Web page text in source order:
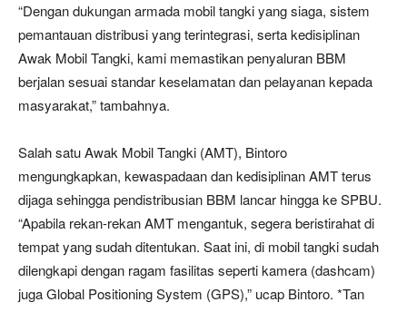
“Dengan dukungan armada mobil tangki yang siaga, sistem
pemantauan distribusi yang terintegrasi, serta kedisiplinan
Awak Mobil Tangki, kami memastikan penyaluran BBM
berjalan sesuai standar keselamatan dan pelayanan kepada
masyarakat,” tambahnya.
Salah satu Awak Mobil Tangki (AMT), Bintoro
mengungkapkan, kewaspadaan dan kedisiplinan AMT terus
dijaga sehingga pendistribusian BBM lancar hingga ke SPBU.
“Apabila rekan-rekan AMT mengantuk, segera beristirahat di
tempat yang sudah ditentukan. Saat ini, di mobil tangki sudah
dilengkapi dengan ragam fasilitas seperti kamera (dashcam)
juga Global Positioning System (GPS),” ucap Bintoro. *Tan